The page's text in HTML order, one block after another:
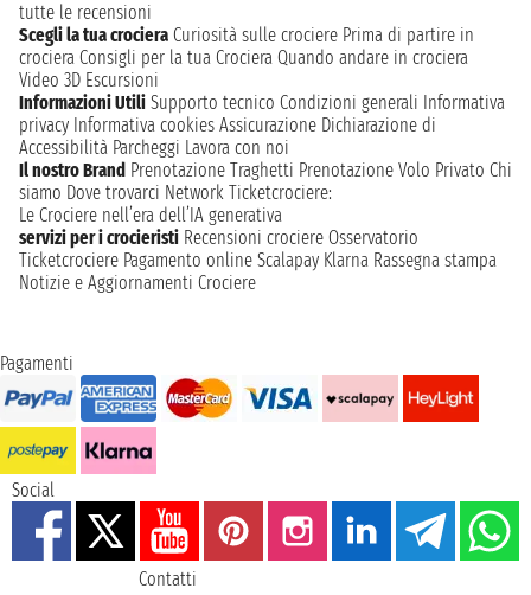
tutte le recensioni
Scegli la tua crociera Curiosità sulle crociere Prima di partire in
crociera Consigli per la tua Crociera Quando andare in crociera
Video 3D Escursioni
Informazioni Utili Supporto tecnico Condizioni generali Informativa
privacy Informativa cookies Assicurazione Dichiarazione di
Accessibilità Parcheggi Lavora con noi
Il nostro Brand Prenotazione Traghetti Prenotazione Volo Privato Chi
siamo Dove trovarci Network Ticketcrociere:
Le Crociere nell’era dell’IA generativa
servizi per i crocieristi Recensioni crociere Osservatorio
Ticketcrociere Pagamento online Scalapay Klarna Rassegna stampa
Notizie e Aggiornamenti Crociere
Pagamenti
Social
Contatti